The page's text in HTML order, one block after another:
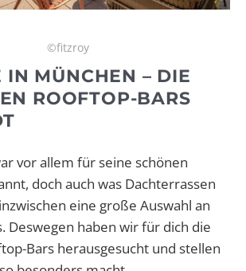
©fitzroy
IN MÜNCHEN – DIE
ROOFTOP-BARS
vor allem für seine schönen
doch auch was Dachterrassen
eine große Auswahl an
Deswegen haben wir für dich die
Bars herausgesucht und stellen